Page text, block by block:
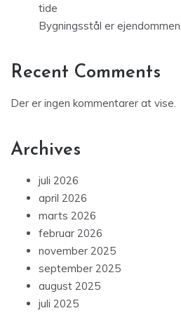
tide
Bygningsstål er
Recent Comments
Der er ingen kommentarer at vise.
Archives
juli 2026
april 2026
marts 2026
februar 2026
november 2025
september 2025
august 2025
juli 2025